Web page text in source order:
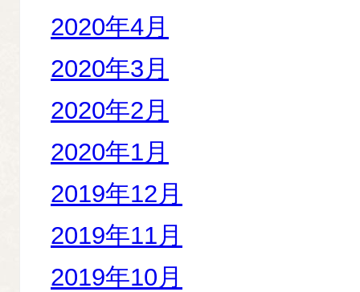
2020年4月
2020年3月
2020年2月
2020年1月
2019年12月
2019年11月
2019年10月